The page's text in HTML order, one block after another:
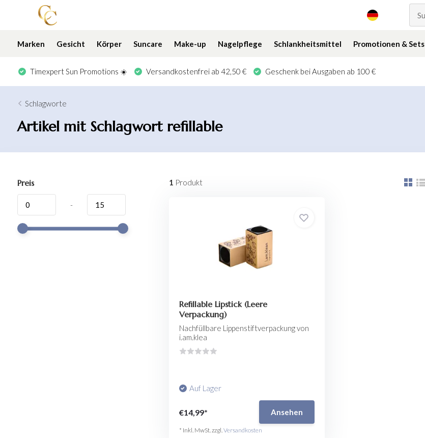
Marken Gesicht Körper Suncare Make-up Nagelpflege Schlankheitsmittel Promotionen & Sets
Timexpert Sun Promotions ☀️ Versandkostenfrei ab 42,50 € Geschenk bei Ausgaben ab 100 €
Schlagworte
Artikel mit Schlagwort refillable
Preis
-
1 Produkt
Refillable Lipstick (Leere
Verpackung)
Nachfüllbare Lippenstiftverpackung von
i.am.klea
Auf Lager
€14,99* Ansehen
* Inkl. MwSt. zzgl.Versandkosten